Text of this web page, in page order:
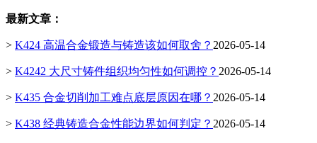
最新文章：
> K424 高温合金锻造与铸造该如何取舍？ 2026-05-14
> K4242 大尺寸铸件组织均匀性如何调控？ 2026-05-14
> K435 合金切削加工难点底层原因在哪？ 2026-05-14
> K438 经典铸造合金性能边界如何判定？ 2026-05-14